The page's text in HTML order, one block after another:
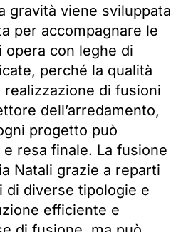
gravità viene sviluppata
per accompagnare le
con leghe di
perché la qualità
di fusioni
dell’arredamento,
progetto può
resa finale. La fusione
Natali grazie a reparti
di diverse tipologie e
efficiente e